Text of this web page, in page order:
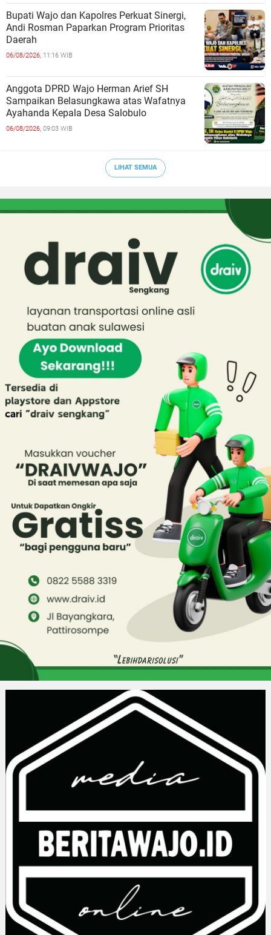
Bupati Wajo dan Kapolres Perkuat Sinergi,
Andi Rosman Paparkan Program Prioritas
Daerah
06/08/2026, 11:16 WIB
Anggota DPRD Wajo Herman Arief SH
Sampaikan Belasungkawa atas Wafatnya
Ayahanda Kepala Desa Salobulo
06/08/2026, 09:03 WIB
LIHAT SEMUA